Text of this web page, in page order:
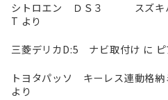
シトロエン ＤＳ３ スズキ
T より
三菱デリカD:5 ナビ取付け に
トヨタパッソ キーレス連動格納
より